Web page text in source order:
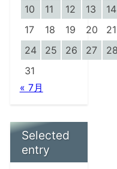
10
11 12 13 14
17
18 19 20 21
24
25 26 27 28
31
« 7月
Selected
entry